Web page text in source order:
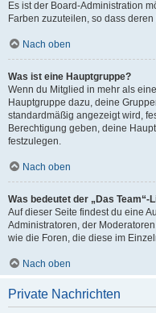
Es ist der Board-Administration
Farben zuzuteilen, so dass
Nach oben
Was ist eine Hauptgruppe?
Wenn du Mitglied in mehr als
Hauptgruppe dazu, deine
standardmäßig angezeigt wird,
Berechtigung geben, deine
festzulegen.
Nach oben
Was bedeutet der „Das
Auf dieser Seite findest du eine
Administratoren, der
wie die Foren, die diese im
Nach oben
Private Nachrichten